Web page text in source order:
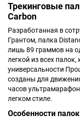
Трекинговые
Carbon
Разработанная в
Грантом, палка
лишь 89 граммов на
легкой из всех
универсальности
созданы для
часов
легком стиле.
Особенности